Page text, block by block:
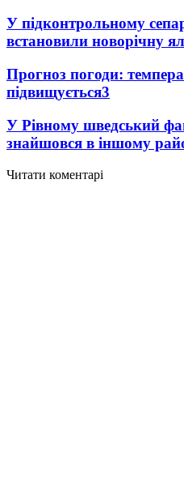
У підконтрольному
встановили новорічну
Прогноз погоди:
підвищується3
У Рівному шведський
знайшовся в іншому
Читати коментарі